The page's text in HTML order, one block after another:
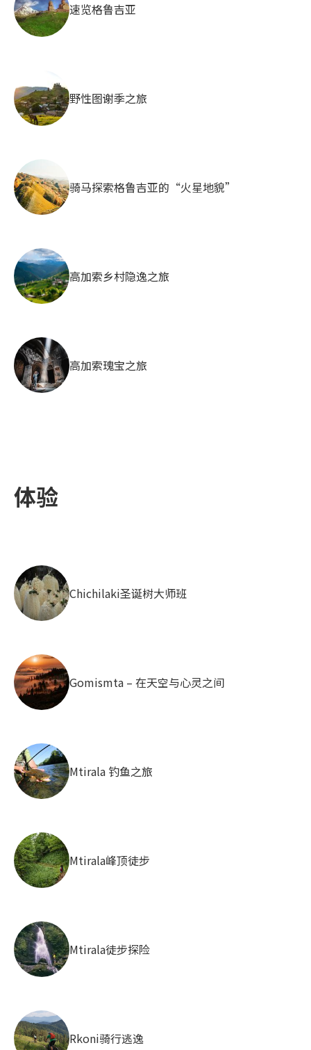
速览格鲁吉亚
野性图谢季之旅
骑马探索格鲁吉亚的“火星地貌”
高加索乡村隐逸之旅
高加索瑰宝之旅
体验
Chichilaki圣诞树大师班
Gomismta – 在天空与心灵之间
Mtirala 钓鱼之旅
Mtirala峰顶徒步
Mtirala徒步探险
Rkoni骑行逃逸